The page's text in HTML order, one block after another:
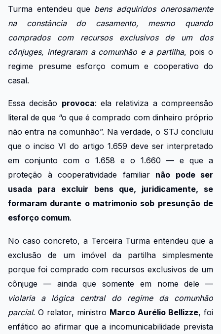
Turma entendeu que bens adquiridos onerosamente
na constância do casamento, mesmo quando
comprados com recursos exclusivos de um dos
cônjuges, integraram a comunhão e a partilha, pois o
regime presume esforço comum e cooperativo do
casal.
Essa decisão provoca: ela relativiza a compreensão
literal de que “o que é comprado com dinheiro próprio
não entra na comunhão”. Na verdade, o STJ concluiu
que o inciso VI do artigo 1.659 deve ser interpretado
em conjunto com o 1.658 e o 1.660 — e que a
proteção à cooperatividade familiar não pode ser
usada para excluir bens que, juridicamente, se
formaram durante o matrimonio sob presunção de
esforço comum.
No caso concreto, a Terceira Turma entendeu que a
exclusão de um imóvel da partilha simplesmente
porque foi comprado com recursos exclusivos de um
cônjuge — ainda que somente em nome dele —
violaria a lógica central do regime da comunhão
parcial. O relator, ministro Marco Aurélio Bellizze, foi
enfático ao afirmar que a incomunicabilidade prevista